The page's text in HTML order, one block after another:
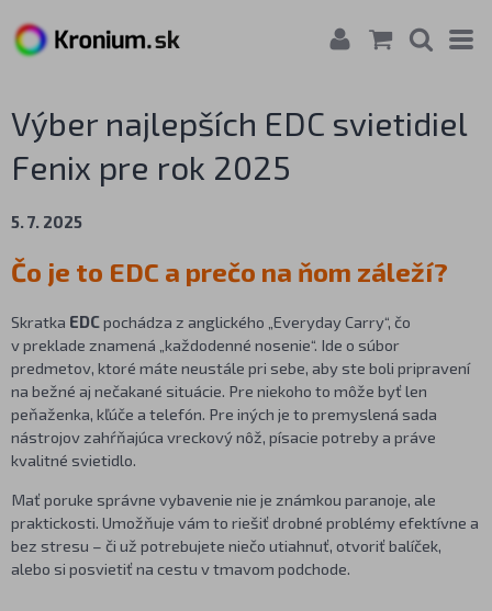
Výber najlepších EDC svietidiel
Fenix pre rok 2025
5. 7. 2025
Čo je to EDC a prečo na ňom záleží?
Skratka EDCpochádza z anglického „Everyday Carry“, čo
v preklade znamená „každodenné nosenie“. Ide o súbor
predmetov, ktoré máte neustále pri sebe, aby ste boli pripravení
na bežné aj nečakané situácie. Pre niekoho to môže byť len
peňaženka, kľúče a telefón. Pre iných je to premyslená sada
nástrojov zahŕňajúca vreckový nôž, písacie potreby a práve
kvalitné svietidlo.
Mať poruke správne vybavenie nie je známkou paranoje, ale
praktickosti. Umožňuje vám to riešiť drobné problémy efektívne a
bez stresu – či už potrebujete niečo utiahnuť, otvoriť balíček,
alebo si posvietiť na cestu v tmavom podchode.